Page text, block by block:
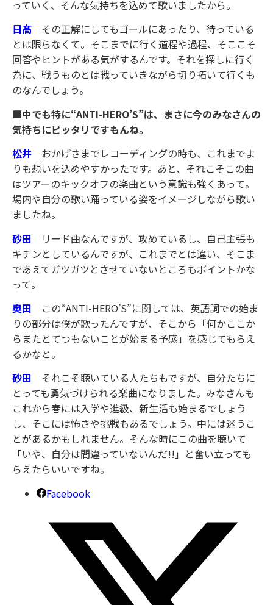
っていく、そんな気持ちを込めて歌いましたから。
日髙 その正解にしてもゴールにあったり、待っている
とは限らなくて。そこまでに行く道程や過程、そここそ
回答やヒントがある気がするんです。それを探しに行く
為に、戦うものとは戦っていきながら切り拓いて行くも
のなんでしょう。
■中でも特に“ANTI-HERO’S”は、まさに今のみなさんの
気持ちにピッタリですもんね。
松井 おかげさまでレコーディングの時も、これまでよ
りも想いを込めやすかったです。あと、それこそこの曲
はツアーのキックオフの楽曲という意識も強くあって。
場内や自分の歌い踊っている姿をイメージしながら歌い
ましたね。
砂田
リード曲なんですが、攻めているし、自己主張も
キチンとしているんですが、これまでとは違い、そこま
であえてガツガツとさせていないところもポイントかな
って。
奥田
この“ANTI-HERO’S”に関しては、英語詞での始ま
りの部分は僕が歌ったんですが、そこから「何かここか
らまたとてつもないことが始まる予感」を感じてもらえ
るかなと。
砂田 それこそ聴いている人たちもですが、自分たちに
とっても勇気づけられる楽曲になりました。みなさんも
これから春には入学や進級、新生活も始まるでしょう
し、そこには怖さや挑戦もあるでしょう。中には迷うこ
とがあるかもしれません。そんな時にこの曲を聴いて
「いや、自分は間違っていないんだ!!」と奮い立っても
らえたらいいですね。
Facebook